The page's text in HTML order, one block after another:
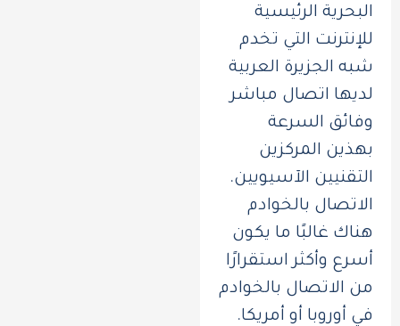
البحرية الرئيسية
للإنترنت التي تخدم
شبه الجزيرة العربية
لديها اتصال مباشر
وفائق السرعة
بهذين المركزين
التقنيين الآسيويين.
الاتصال بالخوادم
هناك غالبًا ما يكون
أسرع وأكثر استقرارًا
من الاتصال بالخوادم
في أوروبا أو أمريكا.